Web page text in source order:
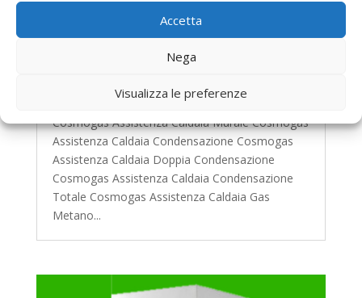
Accetta
Nega
Visualizza le preferenze
Cristiana Patrunetta|Feb 23, 2018
I nosti maggiori servizi per Assistenza Caldaie
Cosmogas Assistenza Caldaia Murale Cosmogas
Assistenza Caldaia Condensazione Cosmogas
Assistenza Caldaia Doppia Condensazione
Cosmogas Assistenza Caldaia Condensazione
Totale Cosmogas Assistenza Caldaia Gas
Metano...